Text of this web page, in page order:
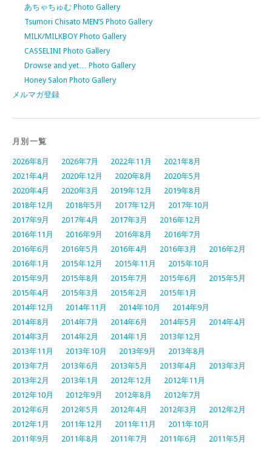
あちゃちゅむ Photo Gallery
Tsumori Chisato MEN’S Photo Gallery
MILK/MILKBOY Photo Gallery
CASSELINI Photo Gallery
Drowse and yet… Photo Gallery
Honey Salon Photo Gallery
メルマガ登録
月別一覧
2026年8月 2026年7月 2022年11月
2021年8月
2021年4月
2020年12月 2020年8月
2020年5月
2020年4月
2020年3月 2019年12月
2019年8月
2018年12月
2018年5月 2017年12月
2017年10月
2017年9月
2017年4月 2017年3月
2016年12月
2016年11月
2016年9月 2016年8月
2016年7月
2016年6月
2016年5月 2016年4月 2016年3月
2016年2月
2016年1月
2015年12月 2015年11月
2015年10月
2015年9月
2015年8月 2015年7月 2015年6月
2015年5月
2015年4月
2015年3月 2015年2月
2015年1月
2014年12月
2014年11月 2014年10月
2014年9月
2014年8月
2014年7月 2014年6月 2014年5月
2014年4月
2014年3月
2014年2月 2014年1月
2013年12月
2013年11月
2013年10月 2013年9月
2013年8月
2013年7月
2013年6月 2013年5月 2013年4月
2013年3月
2013年2月
2013年1月 2012年12月
2012年11月
2012年10月
2012年9月 2012年8月
2012年7月
2012年6月
2012年5月 2012年4月 2012年3月
2012年2月
2012年1月
2011年12月 2011年11月
2011年10月
2011年9月
2011年8月 2011年7月 2011年6月 2011年5月